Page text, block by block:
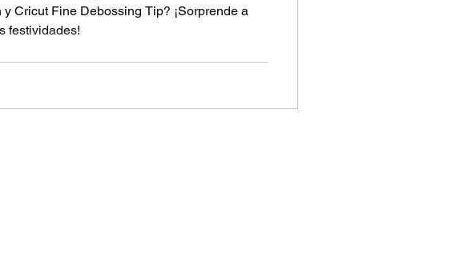
y Cricut Fine Debossing Tip? ¡Sorprende a
festividades!